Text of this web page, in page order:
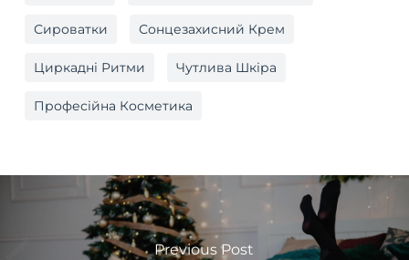
Сироватки Сонцезахисний Крем
Циркадні Ритми Чутлива Шкіра
Професійна Косметика
Previous Post